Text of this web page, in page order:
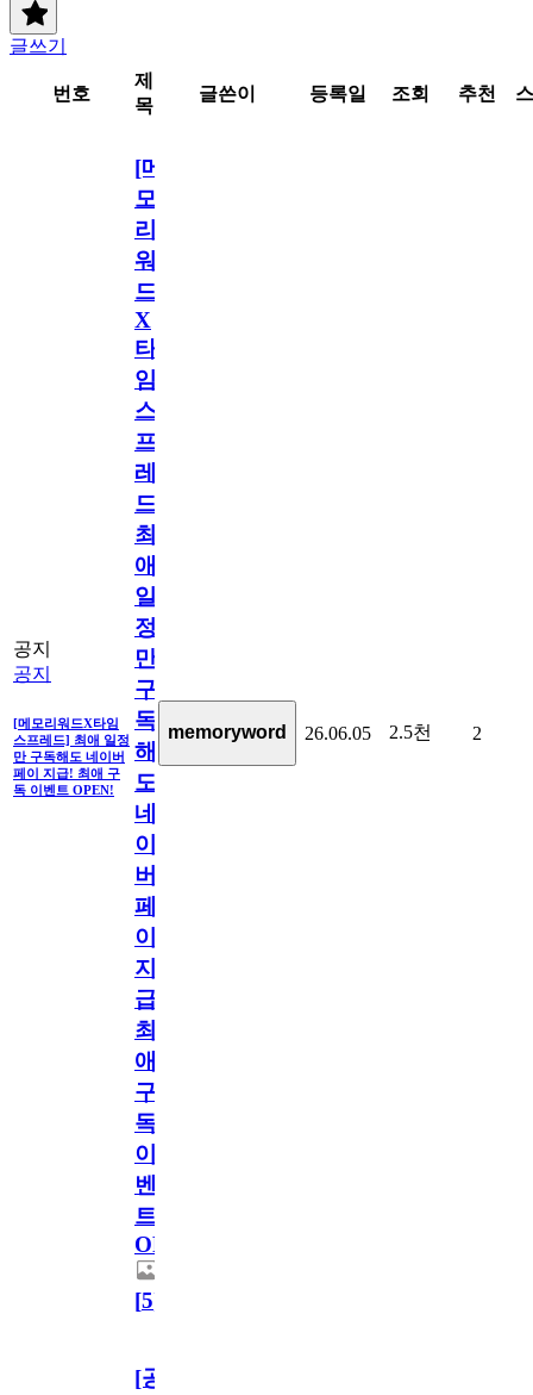
글쓰기
번호
제
목
글쓴이 등록일 조회 추천
공지
공지
[메모리워드X타임
스프레드] 최애 일정
만 구독해도 네이버
페이 지급! 최애 구
독 이벤트 OPEN!
[메
모
리
워
드
X
타
임
스
프
레
드]
최
애
일
정
만
구
독
해
도
네
이
버
페
이
지
급!
최
애
구
독
이
벤
트
OPEN!
[5]
memoryword 26.06.05 2.5천 2
[공